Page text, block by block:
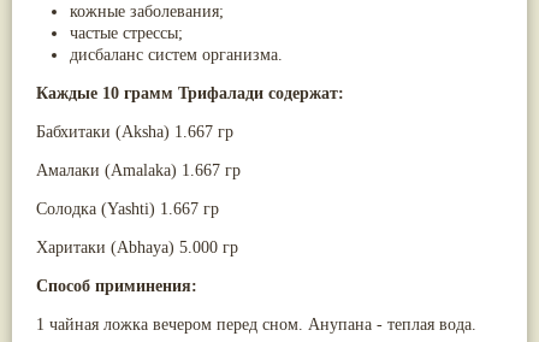
кожные заболевания;
частые стрессы;
дисбаланс систем организма.
Каждые 10 грамм Трифалади содержат:
Бабхитаки (Aksha) 1.667 гр
Амалаки (Amalaka) 1.667 гр
Солодка (Yashti) 1.667 гр
Харитаки (Abhaya) 5.000 гр
Способ приминения:
1 чайная ложка вечером перед сном. Анупана - теплая вода.